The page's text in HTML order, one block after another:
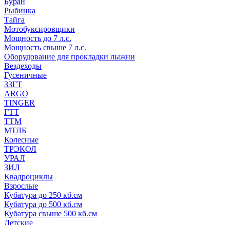
Рыбинка
Тайга
Мотобуксировщики
Мощность до 7 л.с.
Мощность свыше 7 л.с.
Оборудование для прокладки лыжни
Вездеходы
Гусеничные
ЗЗГТ
ARGO
TINGER
ГТТ
ТТМ
МТЛБ
Колесные
ТРЭКОЛ
УРАЛ
ЗИЛ
Квадроциклы
Взрослые
Кубатура до 250 кб.см
Кубатура до 500 кб.см
Кубатура свыше 500 кб.см
Детские